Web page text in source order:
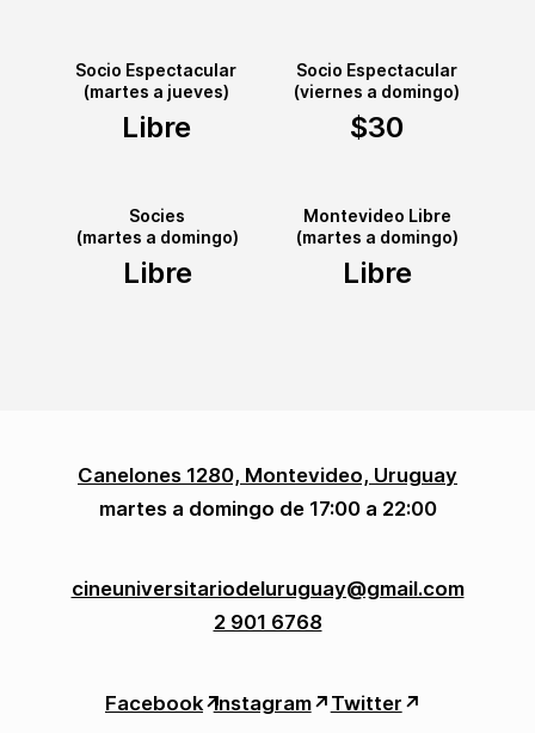
Socio Espectacular
(martes a jueves)
Libre
Socio Espectacular
(viernes a domingo)
$30
Socies
(martes a domingo)
Libre
Montevideo Libre
(martes a domingo)
Libre
Canelones 1280, Montevideo, Uruguay
martes a domingo de 17:00 a 22:00
cineuniversitariodeluruguay@gmail.com
2 901 6768
Facebook↗︎Instagram↗︎ Twitter ↗︎